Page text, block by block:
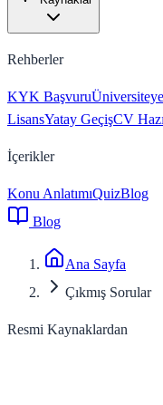
Rehberler
KYK Başvuru
LisansYatay GeçişCV
İçerikler
Konu AnlatımıQuizBlog
Blog
Ana Sayfa
Çıkmış Sorular
Resmi Kaynaklardan